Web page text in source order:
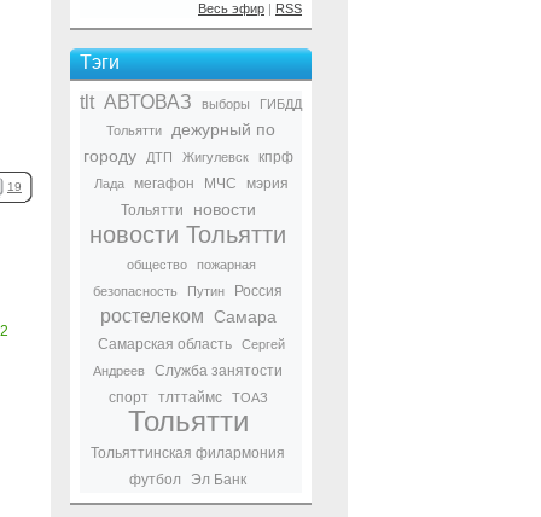
19
Весь эфир | RSS
Тэги
tlt АВТОВАЗ выборы
ГИБДД
Тольятти
дежурный по
городу
ДТП Жигулевск кпрф
Лада мегафон МЧС
мэрия
Тольятти
новости
новости Тольятти
общество
пожарная
безопасность
Путин Россия
ростелеком Самара
Самарская область
Сергей
Андреев
Служба занятости
спорт
тлттаймс ТОАЗ
Тольятти
Тольяттинская филармония
футбол
Эл Банк